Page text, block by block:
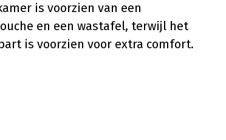
is voorzien van een
en een wastafel, terwijl het
is voorzien voor extra comfort.